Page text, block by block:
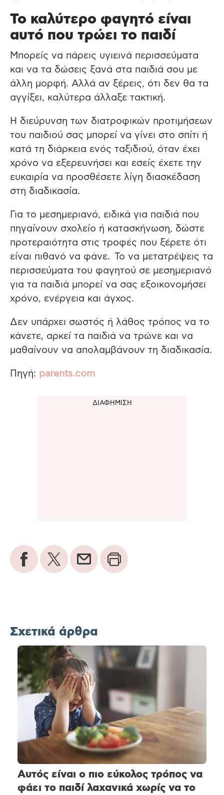
Το καλύτερο φαγητό είναι
αυτό που τρώει το παιδί
Μπορείς να πάρεις υγιεινά περισσεύματα
και να τα δώσεις ξανά στα παιδιά σου με
άλλη μορφή. Αλλά αν ξέρεις, ότι δεν θα τα
αγγίξει, καλύτερα άλλαξε τακτική.
Η διεύρυνση των διατροφικών προτιμήσεων
του παιδιού σας μπορεί να γίνει στο σπίτι ή
κατά τη διάρκεια ενός ταξιδιού, όταν έχει
χρόνο να εξερευνήσει και εσείς έχετε την
ευκαιρία να προσθέσετε λίγη διασκέδαση
στη διαδικασία.
Για το μεσημεριανό, ειδικά για παιδιά που
πηγαίνουν σχολείο ή κατασκήνωση, δώστε
προτεραιότητα στις τροφές που ξέρετε ότι
είναι πιθανό να φάνε. Το να μετατρέψεις τα
περισσεύματα του φαγητού σε μεσημεριανό
για τα παιδιά μπορεί να σας εξοικονομήσει
χρόνο, ενέργεια και άγχος.
Δεν υπάρχει σωστός ή λάθος τρόπος να το
κάνετε, αρκεί τα παιδιά να τρώνε και να
μαθαίνουν να απολαμβάνουν τη διαδικασία.
Πηγή: parents.com
Σχετικά άρθρα
Αυτός είναι ο πιο εύκολος τρόπος να
φάει το παιδί λαχανικά χωρίς να το